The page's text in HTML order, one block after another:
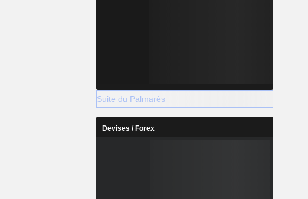
Suite du Palmarès
Devises / Forex